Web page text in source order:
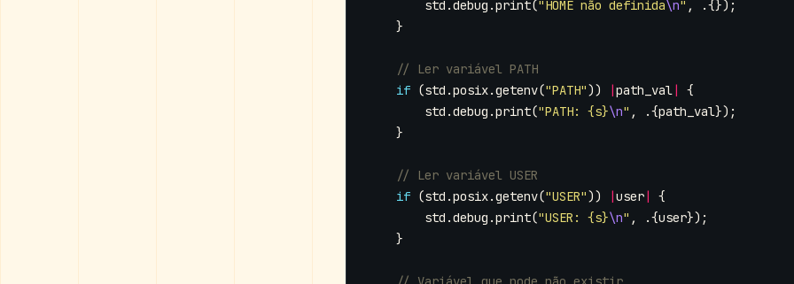
std .debug .print("HOME não definida\n" ,
.{});
}
if (std .posix.getenv("PATH")) |path_val|
{
std .debug .print("PATH: {s}\n" , .{path_val});
}
if (std .posix.getenv("USER")) |user|
{
std .debug .print("USER: {s}\n" , .{user});
}